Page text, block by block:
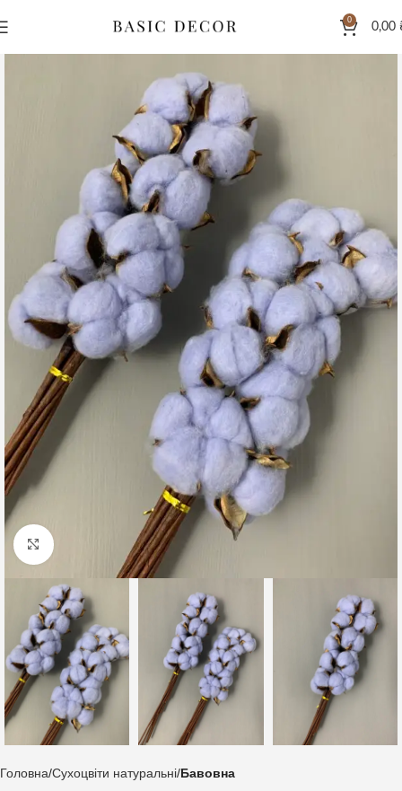
0
0,00
Клацніть, щоб збільшити
Головна Сухоцвіти натуральні Бавовна